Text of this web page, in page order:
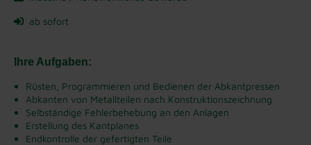
ab sofort
Ihre Aufgaben:
Rüsten, Programmieren und Bedienen der Abkantpressen
Abkanten von Metallteilen nach Konstruktionszeichnung
Selbständige Fehlerbehebung an den Anlagen
Erstellung des Kantplanes
Endkontrolle der gefertigten Teile